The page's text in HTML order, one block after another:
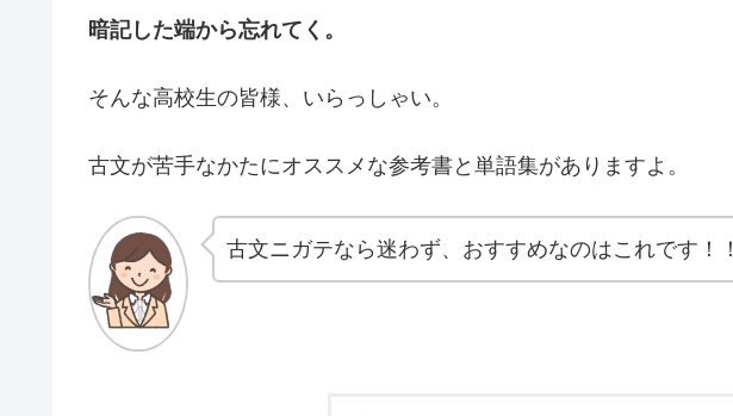
暗記した端から忘れてく。
そんな高校生の皆様、いらっしゃい。
古文が苦手なかたにオススメな参考書と単語集がありますよ。
古文ニガテなら迷わず、おすすめなのはこれです！！